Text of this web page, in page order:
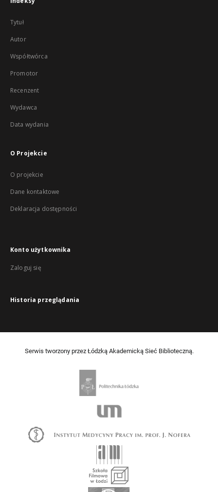
Tytuł
Autor
Współtwórca
Promotor
Recenzent
Wydawca
Data wydania
O Projekcie
O projekcie
Dane kontaktowe
Deklaracja dostępności
Konto użytkownika
Zaloguj się
Historia przeglądania
Serwis tworzony przez Łódzką Akademicką Sieć Biblioteczną.